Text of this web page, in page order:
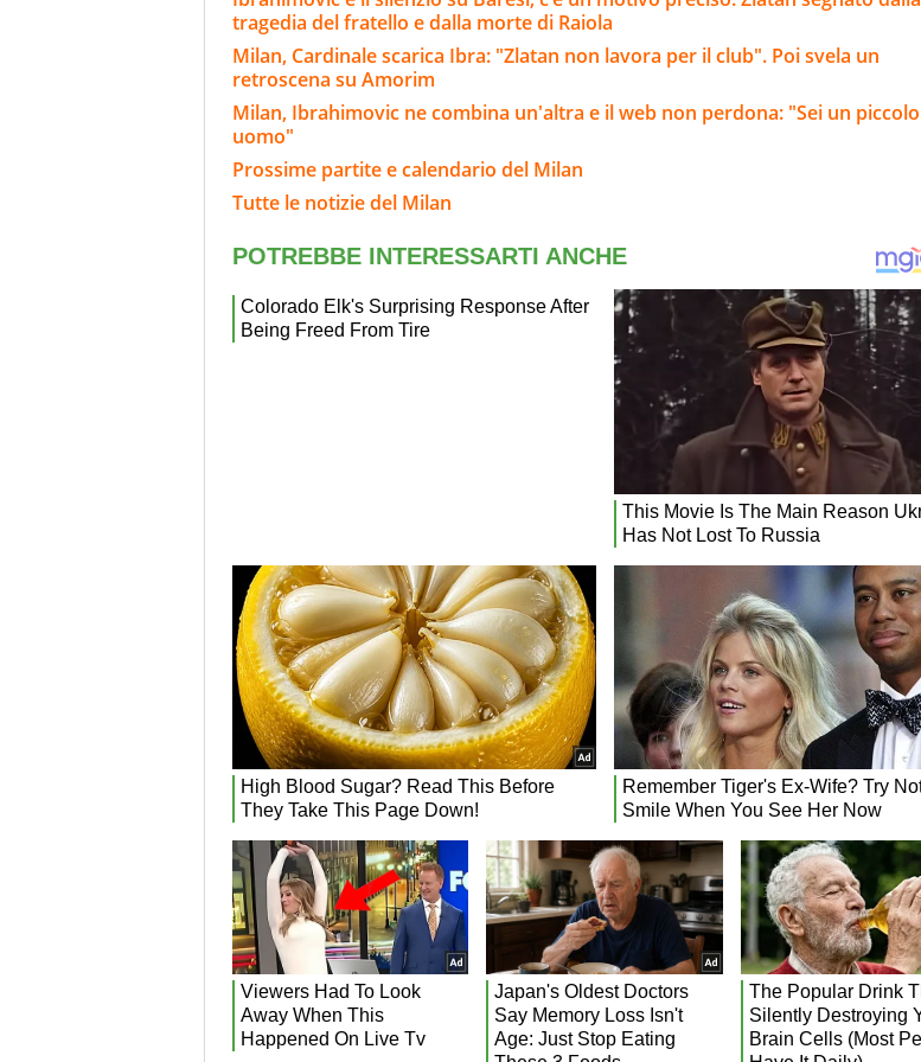
tragedia del fratello e dalla morte di Raiola
Milan, Cardinale scarica Ibra: "Zlatan non lavora per il club". Poi svela un
retroscena su Amorim
Milan, Ibrahimovic ne combina un'altra e il web non perdona: "Sei un piccolo
uomo"
Prossime partite e calendario del Milan
Tutte le notizie del Milan